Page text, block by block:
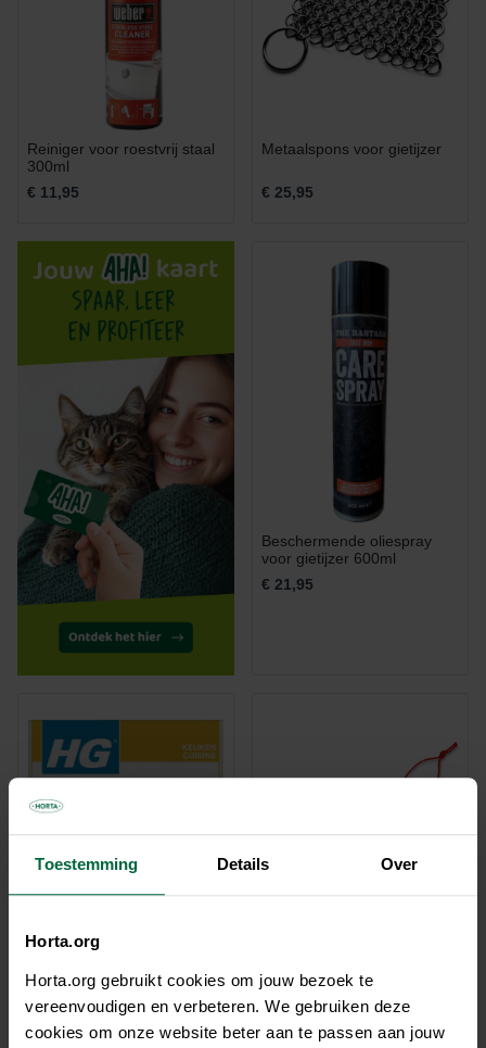
Toestemming Details Over
Horta.org
Horta.org gebruikt cookies om jouw bezoek te
vereenvoudigen en verbeteren. We gebruiken deze
cookies om onze website beter aan te passen aan jouw
Reiniger voor roestvrij staal
300ml
€ 11,95
Metaalspons voor gietijzer
€ 25,95
Beschermende oliespray
voor gietijzer 600ml
€ 21,95
Oven en grill vernieuwingskit
600ml
€ 19,89
Bamboehouten Borstel klein
30 cm
Vanaf € 11,95